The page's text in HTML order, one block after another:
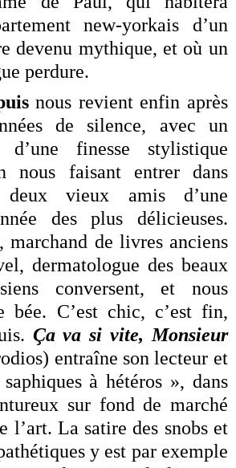
new-yorkais d’un
devenu mythique, et où un
perdure.
nous revient enfin après
de silence, avec un
finesse stylistique
nous faisant entrer dans
deux vieux amis d’une
des plus délicieuses.
marchand de livres anciens
dermatologue des beaux
conversent, et nous
bée. C’est chic, c’est fin,
Ça va si vite, Monsieur
entraîne son lecteur et
à hétéros », dans
sur fond de marché
l’art. La satire des snobs et
y est par exemple